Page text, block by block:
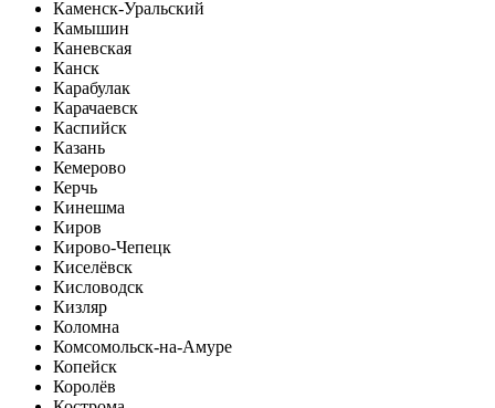
Каменск-Уральский
Камышин
Каневская
Канск
Карабулак
Карачаевск
Каспийск
Казань
Кемерово
Керчь
Кинешма
Киров
Кирово-Чепецк
Киселёвск
Кисловодск
Кизляр
Коломна
Комсомольск-на-Амуре
Копейск
Королёв